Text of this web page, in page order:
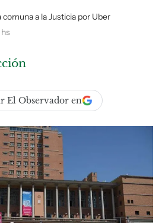
a la Justicia por Uber
El Observador en